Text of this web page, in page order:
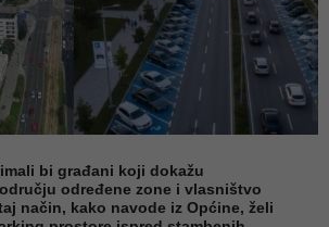
bi građani koji dokažu
određene zone i vlasništvo
način, kako navode iz Općine, želi